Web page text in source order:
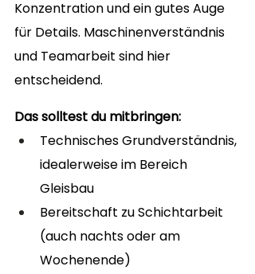
Konzentration und ein gutes Auge
für Details. Maschinenverständnis
und Teamarbeit sind hier
entscheidend.
Das solltest du mitbringen:
Technisches Grundverständnis,
idealerweise im Bereich
Gleisbau
Bereitschaft zu Schichtarbeit
(auch nachts oder am
Wochenende)